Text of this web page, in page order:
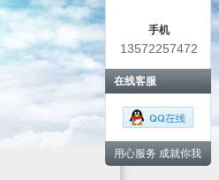
手机
13572257472
在线客服
用心服务 成就你我